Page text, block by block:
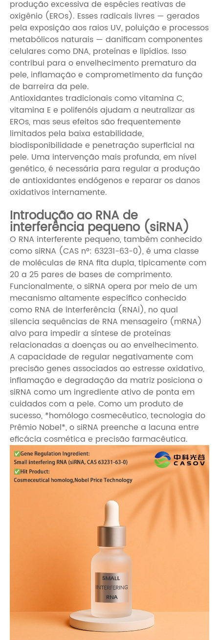
produção excessiva de espécies reativas de
oxigênio (EROs). Esses radicais livres — gerados
pela exposição aos raios UV, poluição e processos
metabólicos naturais — danificam componentes
celulares como DNA, proteínas e lipídios. Isso
contribui para o envelhecimento prematuro da
pele, inflamação e comprometimento da função
de barreira da pele.
Antioxidantes tradicionais como vitamina C,
vitamina E e polifenóis ajudam a neutralizar as
EROs, mas seus efeitos são frequentemente
limitados pela baixa estabilidade,
biodisponibilidade e penetração superficial na
pele. Uma intervenção mais profunda, em nível
genético, é necessária para regular a produção
de antioxidantes endógenos e reparar os danos
oxidativos internamente.
Introdução ao RNA de
interferência pequeno (siRNA)
O RNA interferente pequeno, também conhecido
como siRNA (CAS nº: 63231-63-0), é uma classe
de moléculas de RNA fita dupla, tipicamente com
20 a 25 pares de bases de comprimento.
Funcionalmente, o siRNA opera por meio de um
mecanismo altamente específico conhecido
como RNA de interferência (RNAi), no qual
silencia sequências de RNA mensageiro (mRNA)
alvo para impedir a síntese de proteínas
relacionadas a doenças ou ao envelhecimento.
A capacidade de regular negativamente com
precisão genes associados ao estresse oxidativo,
inflamação e degradação da matriz posiciona o
siRNA como um ingrediente ativo de ponta em
cuidados com a pele. Como um produto de
sucesso, *homólogo cosmecêutico, tecnologia do
Prêmio Nobel*, o siRNA preenche a lacuna entre
eficácia cosmética e precisão farmacêutica.